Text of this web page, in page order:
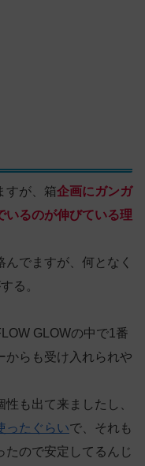
すが、箱企画にガンガ
いるのが伸びている理
でますが、何となく
る。
GLOWの中で1番
からも受け入れられや
も出て来ましたし、
ったぐらいで、それも
たので安定してるんじ